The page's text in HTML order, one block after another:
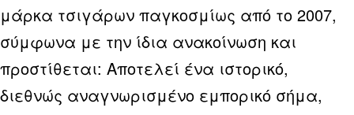
μάρκα τσιγάρων παγκοσμίως από το 2007,
σύμφωνα με την ίδια ανακοίνωση και
προστίθεται: Αποτελεί ένα ιστορικό,
διεθνώς αναγνωρισμένο εμπορικό σήμα,